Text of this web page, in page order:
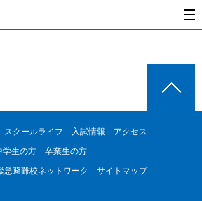
スクールライフ 入試情報
アクセス
学生の方
卒業生の方
急避難校ネットワーク サイトマップ